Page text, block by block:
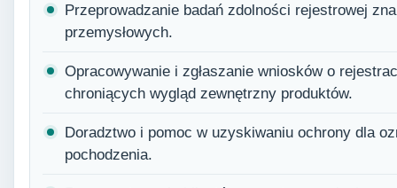
Przeprowadzanie badań zdolności rejestrowej
przemysłowych.
Opracowywanie i zgłaszanie wniosków o
chroniących wygląd zewnętrzny produktów.
Doradztwo i pomoc w uzyskiwaniu ochrony dla
pochodzenia.